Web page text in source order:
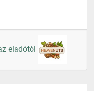
eladótól